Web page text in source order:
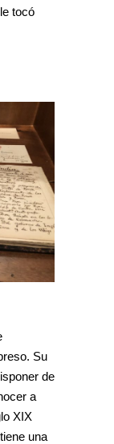
tocó
Su
de
a
XIX
una